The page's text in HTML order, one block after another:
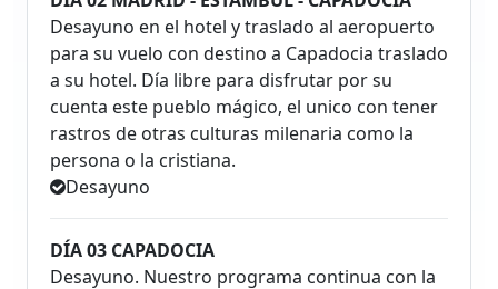
Desayuno en el hotel y traslado al aeropuerto
para su vuelo con destino a Capadocia traslado
a su hotel. Día libre para disfrutar por su
cuenta este pueblo mágico, el unico con tener
rastros de otras culturas milenaria como la
persona o la cristiana.
Desayuno
DÍA 03 CAPADOCIA
Desayuno. Nuestro programa continua con la